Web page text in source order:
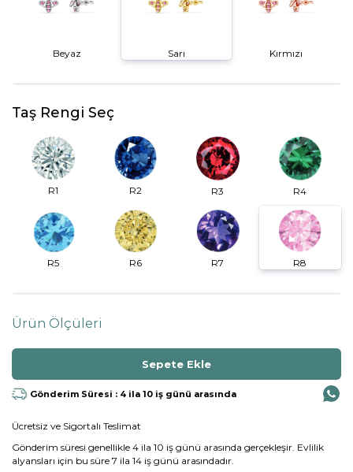
Beyaz Sarı Kırmızı
Taş Rengi Seç
R1 R2 R3 R4
R5 R6 R7 R8
Ürün Ölçüleri
Gönderim Süresi : 4 ila 10 iş günü arasında
Ücretsiz ve Sigortalı Teslimat
Gönderim süresi genellikle 4 ila 10 iş günü arasında gerçekleşir. Evlilik
alyansları için bu süre 7 ila 14 iş günü arasındadır.